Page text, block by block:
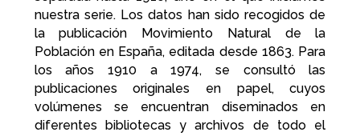
nuestra serie. Los datos han sido recogidos de
la publicación Movimiento Natural de la
Población en España, editada desde 1863. Para
los años 1910 a 1974, se consultó las
publicaciones originales en papel, cuyos
volúmenes se encuentran diseminados en
diferentes bibliotecas y archivos de todo el